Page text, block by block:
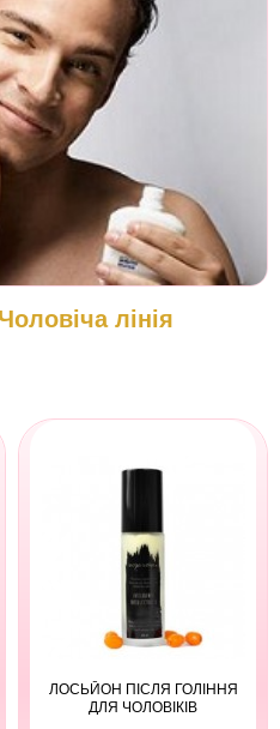
лінія
ЛОСЬЙОН ПІСЛЯ ГОЛІННЯ
ДЛЯ ЧОЛОВІКІВ